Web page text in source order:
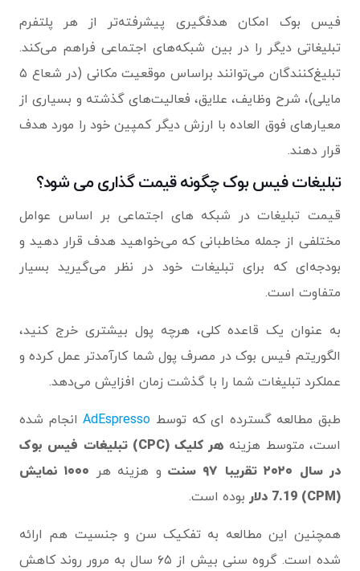
فیس بوک امکان هدفگیری پیشرفته‌تر از هر پلتفرم
تبلیغاتی دیگر را در بین شبکه‌های اجتماعی فراهم می‌کند.
تبلیغ‌کنندگان می‌توانند براساس موقعیت مکانی (در شعاع ۵
مایلی)، شرح وظایف، علایق، فعالیت‌های گذشته و بسیاری از
معیارهای فوق العاده با ارزش دیگر کمپین خود را مورد هدف
قرار دهند.
تبلیغات فیس بوک چگونه قیمت گذاری می‌ شود؟
قیمت‌ تبلیغات در شبکه های اجتماعی بر اساس عوامل
مختلفی از جمله مخاطبانی که می‌خواهید هدف قرار دهید و
بودجه‌ای که برای تبلیغات خود در نظر می‌گیرید بسیار
متفاوت است.
به عنوان یک قاعده کلی، هرچه پول بیشتری خرج کنید،
الگوریتم فیس بوک در مصرف پول شما کارآمدتر عمل کرده و
عملکرد تبلیغات شما را با گذشت زمان افزایش می‌دهد.
طبق مطالعه گسترده ای که توسط AdEspressoانجام شده
است، متوسط ​​هزینه
هر کلیک (CPC) تبلیغات فیس بوک
در سال ۲۰۲۰ تقریبا ۹۷ سنت
و هزینه هر
۱۰۰۰ نمایش
(CPM) 7.19 دلار
بوده است.
همچنین این مطالعه به تفکیک سن و جنسیت هم ارائه
شده است. گروه سنی بیش از ۶۵ سال به مرور روند کاهش